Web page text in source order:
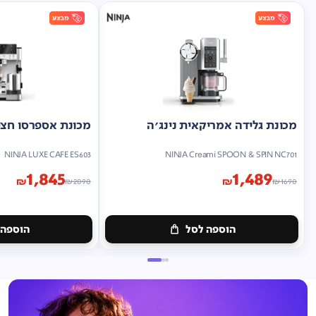
מכונת גלידה אמריקאית נינג'ה
NINJA Creami SPOON & SPIN NC701
₪1690
₪1,489
הוספה לסל
מכונת אספרסו
NINJA LUXE CAFE ES603
₪2090
₪1,845